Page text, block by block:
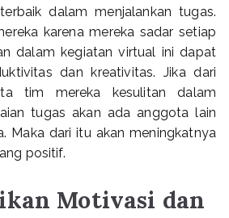
dalam menjalankan tugas.
karena mereka sadar setiap
dalam kegiatan virtual ini dapat
dan kreativitas. Jika dari
tim mereka kesulitan dalam
tugas akan ada anggota lain
Maka dari itu akan meningkatnya
positif.
Motivasi dan